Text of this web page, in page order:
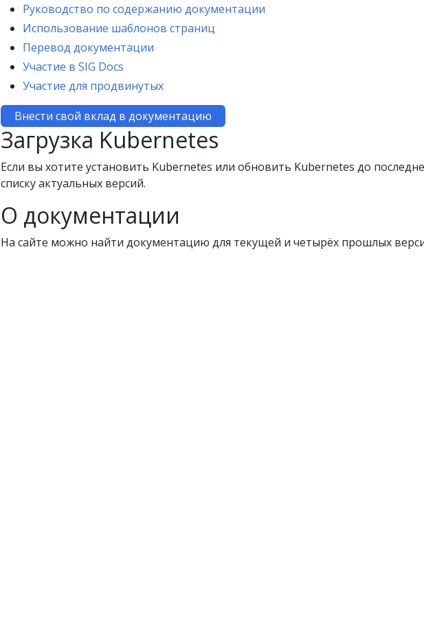
Руководство по содержанию документации
Использование шаблонов страниц
Перевод документации
Участие в SIG Docs
Участие для продвинутых
Внести свой вклад в документацию
Загрузка Kubernetes
Если вы хотите установить Kubernetes или обновить Kubernetes до
списку актуальных версий.
О документации
На сайте можно найти документацию для текущей и четырёх прошлых